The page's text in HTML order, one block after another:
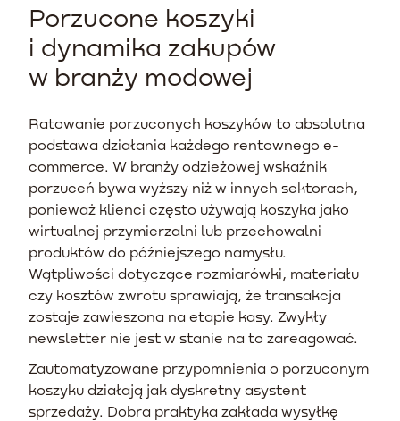
Porzucone koszyki
i dynamika zakupów
w branży modowej
Ratowanie porzuconych koszyków to absolutna
podstawa działania każdego rentownego e-
commerce. W branży odzieżowej wskaźnik
porzuceń bywa wyższy niż w innych sektorach,
ponieważ klienci często używają koszyka jako
wirtualnej przymierzalni lub przechowalni
produktów do późniejszego namysłu.
Wątpliwości dotyczące rozmiarówki, materiału
czy kosztów zwrotu sprawiają, że transakcja
zostaje zawieszona na etapie kasy. Zwykły
newsletter nie jest w stanie na to zareagować.
Zautomatyzowane przypomnienia o porzuconym
koszyku działają jak dyskretny asystent
sprzedaży. Dobra praktyka zakłada wysyłkę